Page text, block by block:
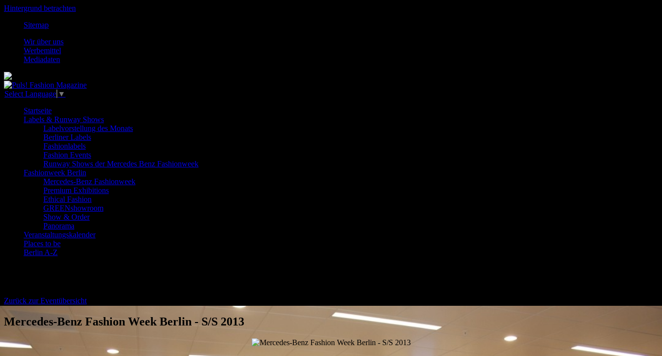
Hintergrund betrachten
Sitemap
Wir über uns
Werbemittel
Mediadaten
Select Language ▼
Startseite
Labels & Runway Shows
Labelvorstellung des Monats
Berliner Labels
Fashionlabels
Fashion Events
Runway Shows der Mercedes Benz Fashionweek
Fashionweek Berlin
Mercedes-Benz Fashionweek
Premium Exhibitions
Ethical Fashion
GREENshowroom
Show & Order
Panorama
Veranstaltungskalender
Places to be
Berlin A-Z
Zurück zur Eventübersicht
Mercedes-Benz Fashion Week Berlin - S/S 2013